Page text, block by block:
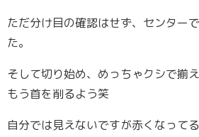
ただ分け目の確認はせず、センター
た。
そして切り始め、めっちゃクシで揃
もう首を削るよう笑
自分では見えないですが赤くなって